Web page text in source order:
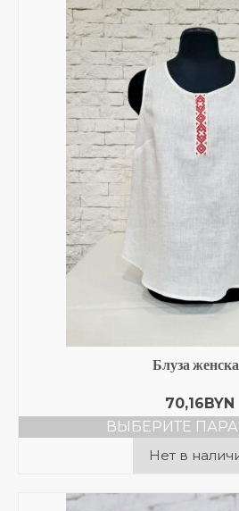
Опции
можно
выбрать
на
странице
товара.
Блуза
70,16BYN
ВЫБЕРИТЕ
товар
имеет
вариаций.
Нет в